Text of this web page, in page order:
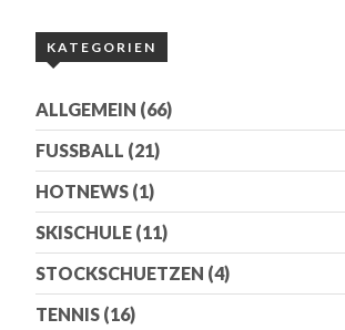
KATEGORIEN
ALLGEMEIN (66)
FUSSBALL (21)
HOTNEWS (1)
SKISCHULE (11)
STOCKSCHUETZEN (4)
TENNIS (16)